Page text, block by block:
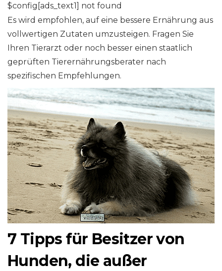
$config[ads_text1] not found
Es wird empfohlen, auf eine bessere Ernährung aus
vollwertigen Zutaten umzusteigen. Fragen Sie
Ihren Tierarzt oder noch besser einen staatlich
geprüften Tierernährungsberater nach
spezifischen Empfehlungen.
7 Tipps für Besitzer von
Hunden, die außer